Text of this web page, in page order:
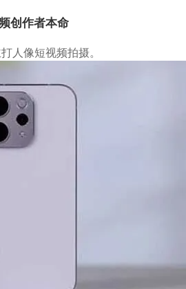
创作者本命
人像短视频拍摄。